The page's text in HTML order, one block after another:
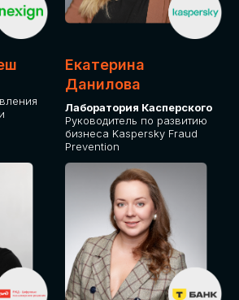
Екатерина
Данилова
Лаборатория Касперского
Руководитель по развитию
бизнеса Kaspersky Fraud
Prevention
БИЛЕТОВ
БИЛЕТ